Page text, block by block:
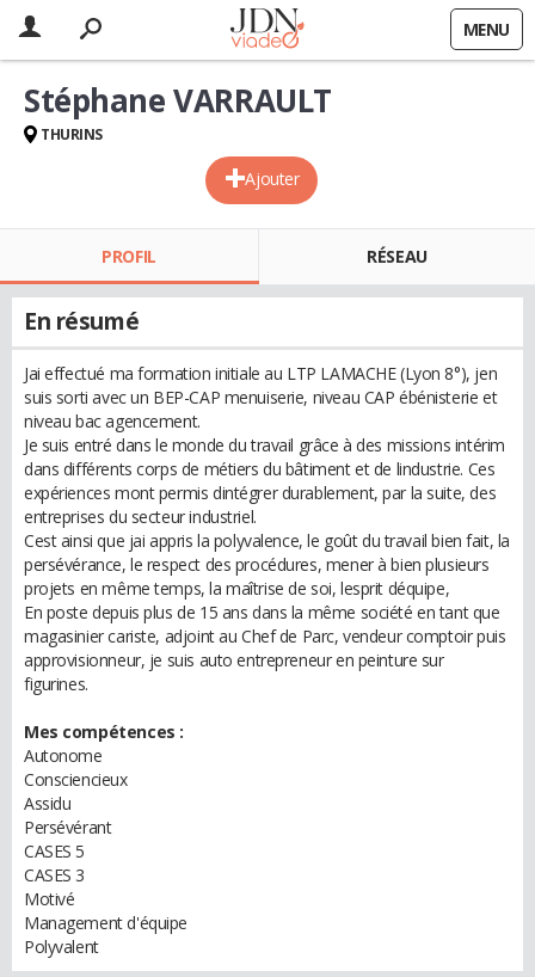
MENU
Ajouter
Stéphane VARRAULT
THURINS
PROFIL RÉSEAU
En résumé
Jai effectué ma formation initiale au LTP LAMACHE (Lyon 8°), jen
suis sorti avec un BEP-CAP menuiserie, niveau CAP ébénisterie et
niveau bac agencement.
Je suis entré dans le monde du travail grâce à des missions intérim
dans différents corps de métiers du bâtiment et de lindustrie. Ces
expériences mont permis dintégrer durablement, par la suite, des
entreprises du secteur industriel.
Cest ainsi que jai appris la polyvalence, le goût du travail bien fait, la
persévérance, le respect des procédures, mener à bien plusieurs
projets en même temps, la maîtrise de soi, lesprit déquipe,
En poste depuis plus de 15 ans dans la même société en tant que
magasinier cariste, adjoint au Chef de Parc, vendeur comptoir puis
approvisionneur, je suis auto entrepreneur en peinture sur
figurines.
Mes compétences :
Autonome
Consciencieux
Assidu
Persévérant
CASES 5
CASES 3
Motivé
Management d'équipe
Polyvalent